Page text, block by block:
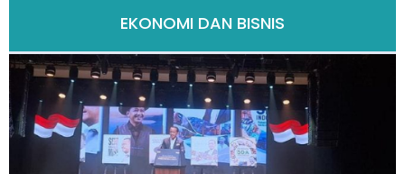
EKONOMI DAN BISNIS